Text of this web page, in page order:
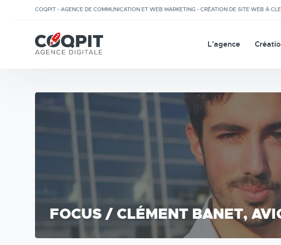
COQPIT - AGENCE DE COMMUNICATION ET WEB MARKETING - CRÉATION DE SITE WEB À
L’agence
FOCUS / CLÉMENT BANET,